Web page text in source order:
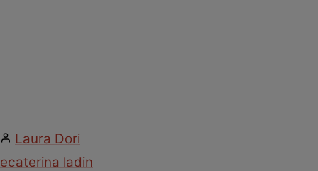
Laura Dori
ecaterina ladin